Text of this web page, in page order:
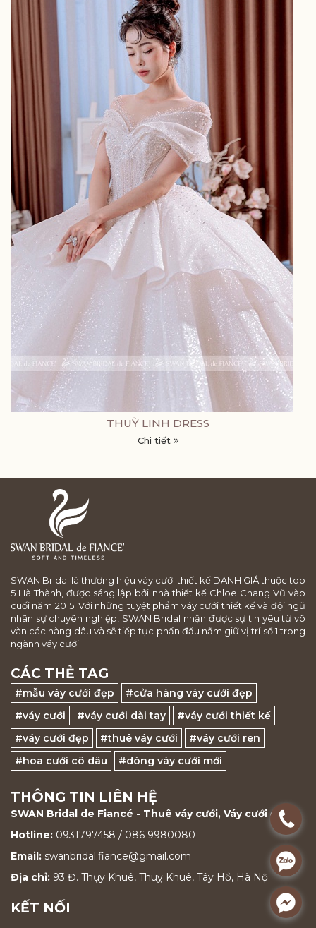
THUỲ LINH DRESS
Chi tiết
SWAN Bridal là thương hiệu váy cưới thiết kế DANH GIÁ thuộc top
5 Hà Thành, được sáng lập bởi nhà thiết kế Chloe Chang Vũ vào
cuối năm 2015. Với những tuyệt phẩm váy cưới thiết kế và đội ngũ
nhân sự chuyên nghiệp, SWAN Bridal nhận được sự tin yêu từ vô
vàn các nàng dâu và sẽ tiếp tục phấn đấu nắm giữ vị trí số 1 trong
ngành váy cưới.
CÁC THẺ TAG
#mẫu váy cưới đẹp
#cửa hàng váy cưới đẹp
#váy cưới
#váy cưới dài tay
#váy cưới thiết kế
#váy cưới đẹp
#thuê váy cưới
#váy cưới ren
#hoa cưới cô dâu
#dòng váy cưới mới
THÔNG TIN LIÊN HỆ
SWAN Bridal de Fiancé - Thuê váy cưới, Váy cưới đẹp
Hotline: 0931797458 / 086 9980080
Email: swanbridal.fiance@gmail.com
Địa chỉ: 93 Đ. Thụy Khuê, Thuỵ Khuê, Tây Hồ, Hà Nộ
KẾT NỐI
.
.
.